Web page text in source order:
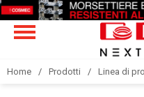
Home Prodotti Linea di